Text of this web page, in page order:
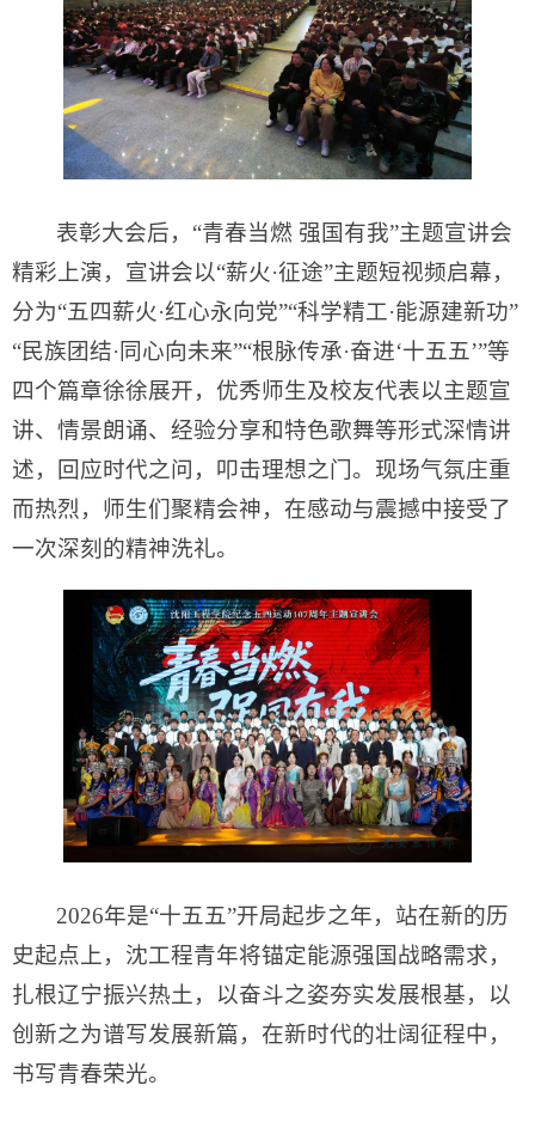
表彰大会后，“青春当燃 强国有我”主题宣讲会
精彩上演，宣讲会以“薪火·征途”主题短视频启幕，
分为“五四薪火·红心永向党”“科学精工·能源建新功”
“民族团结·同心向未来”“根脉传承·奋进‘十五五’”等
四个篇章徐徐展开，优秀师生及校友代表以主题宣
讲、情景朗诵、经验分享和特色歌舞等形式深情讲
述，回应时代之问，叩击理想之门。现场气氛庄重
而热烈，师生们聚精会神，在感动与震撼中接受了
一次深刻的精神洗礼。
2026年是“十五五”开局起步之年，站在新的历
史起点上，沈工程青年将锚定能源强国战略需求，
扎根辽宁振兴热土，以奋斗之姿夯实发展根基，以
创新之为谱写发展新篇，在新时代的壮阔征程中，
书写青春荣光。